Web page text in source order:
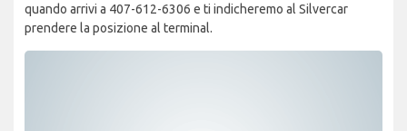
quando arrivi a 407-612-6306 e ti indicheremo al Silvercar
prendere la posizione al terminal.